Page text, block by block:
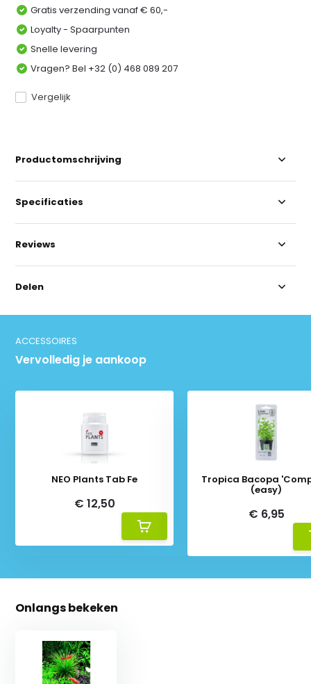
Gratis verzending vanaf € 60,-
Loyalty - Spaarpunten
Snelle levering
Vragen? Bel +32 (0) 468 089 207
Vergelijk
Productomschrijving
Specificaties
Reviews
Delen
ACCESSOIRES
Vervolledig je aankoop
NEO Plants Tab Fe
€ 12,50
Tropica Bacopa
(easy)
€ 6,95
Onlangs bekeken